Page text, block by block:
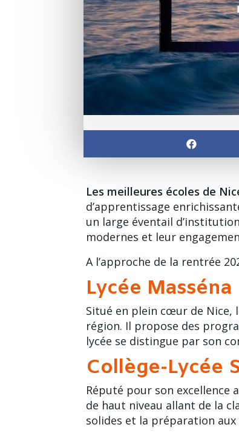
Les meilleures écoles de
d’apprentissage
un large éventail
modernes et leur
A l’approche de la rentrée
Lycée Masséna
Situé en plein cœur de Nice,
région. Il propose des
lycée se distingue par son
Collège-Lycée
Réputé pour son excellence
de haut niveau allant de la
solides et la préparation